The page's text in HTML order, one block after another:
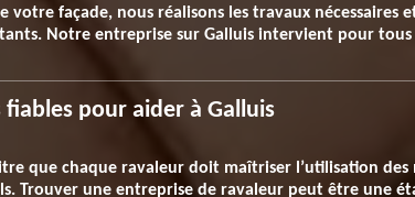
votre façade, nous réalisons les travaux
Notre entreprise sur Galluis intervient pour
fiables pour aider à Galluis
que chaque ravaleur doit maîtriser l’utilisation
Trouver une entreprise de ravaleur peut être une